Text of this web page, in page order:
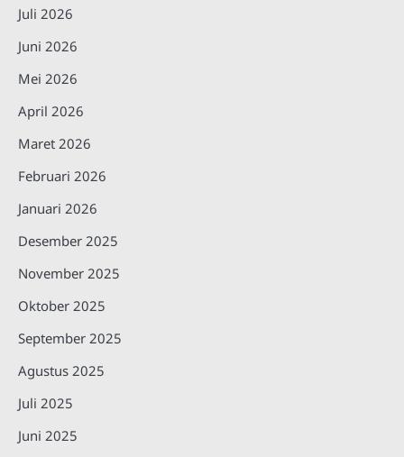
Juli 2026
Juni 2026
Mei 2026
April 2026
Maret 2026
Februari 2026
Januari 2026
Desember 2025
November 2025
Oktober 2025
September 2025
Agustus 2025
Juli 2025
Juni 2025